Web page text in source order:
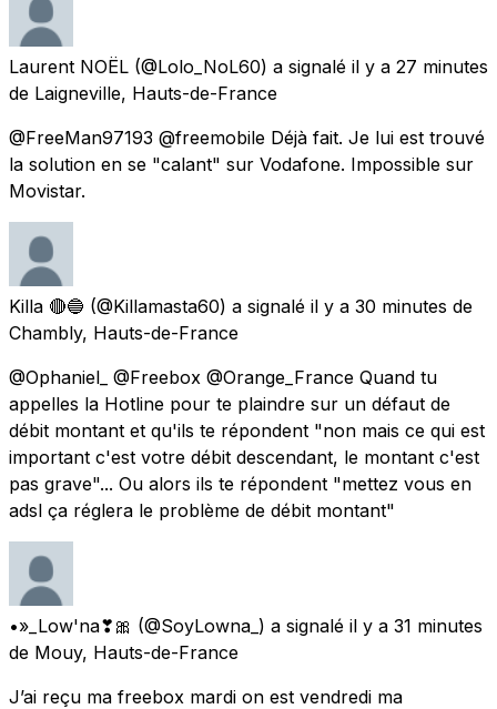
Laurent NOËL (@Lolo_NoL60) a signalé il y a 27 minutes
de Laigneville, Hauts-de-France
@FreeMan97193 @freemobile Déjà fait. Je lui est trouvé
la solution en se "calant" sur Vodafone. Impossible sur
Movistar.
Killa 🔴🔵 (@Killamasta60) a signalé il y a 30 minutes de
Chambly, Hauts-de-France
@Ophaniel_ @Freebox @Orange_France Quand tu
appelles la Hotline pour te plaindre sur un défaut de
débit montant et qu'ils te répondent "non mais ce qui est
important c'est votre débit descendant, le montant c'est
pas grave"... Ou alors ils te répondent "mettez vous en
adsl ça réglera le problème de débit montant"
•»_Low'na❣🎀 (@SoyLowna_) a signalé il y a 31 minutes
de Mouy, Hauts-de-France
J’ai reçu ma freebox mardi on est vendredi ma